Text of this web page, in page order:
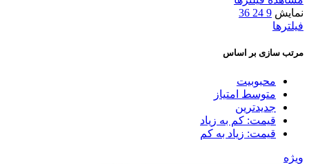
نمایش 9
24
36
فیلترها
مرتب سازی بر اساس
محبوبیت
متوسط امتیاز
جدیدترین
قیمت: کم به زیاد
قیمت: زیاد به کم
ویژه